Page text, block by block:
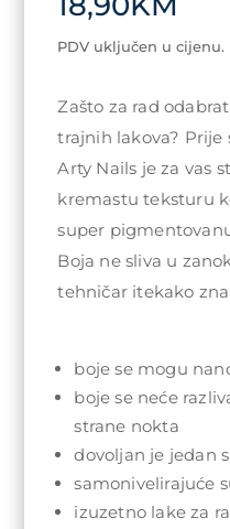
PDV uključen u cijenu.
Zašto za rad
trajnih lakova?
Arty Nails je za vas
kremastu teksturu
super
Boja ne sliva u
tehničar itekako
boje se mogu
boje se neće
strane nokta
dovoljan je jedan
samonivelirajuće
izuzetno lake za